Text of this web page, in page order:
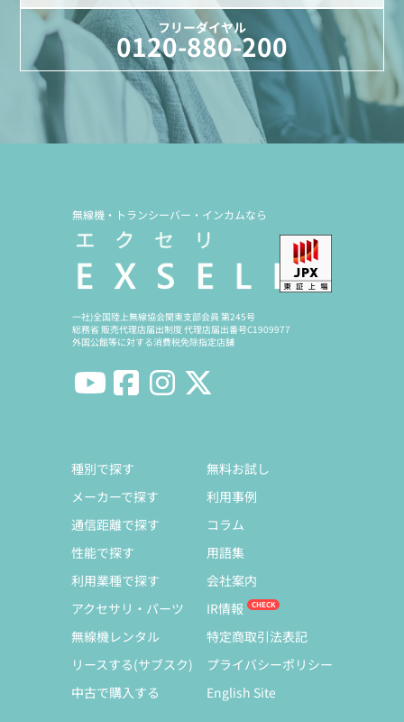
フリーダイヤル
0120-880-200
無線機・トランシーバー・インカムなら
一社)全国陸上無線協会関東支部会員 第245号
総務省 販売代理店届出制度 代理店届出番号C1909977
外国公館等に対する消費税免除指定店舗
種別で探す
メーカーで探す
通信距離で探す
性能で探す
利用業種で探す
アクセサリ・パーツ
無線機レンタル
リースする(サブスク)
中古で購入する
無料お試し
利用事例
コラム
用語集
会社案内
IR情報
特定商取引法表記
プライバシーポリシー
English Site